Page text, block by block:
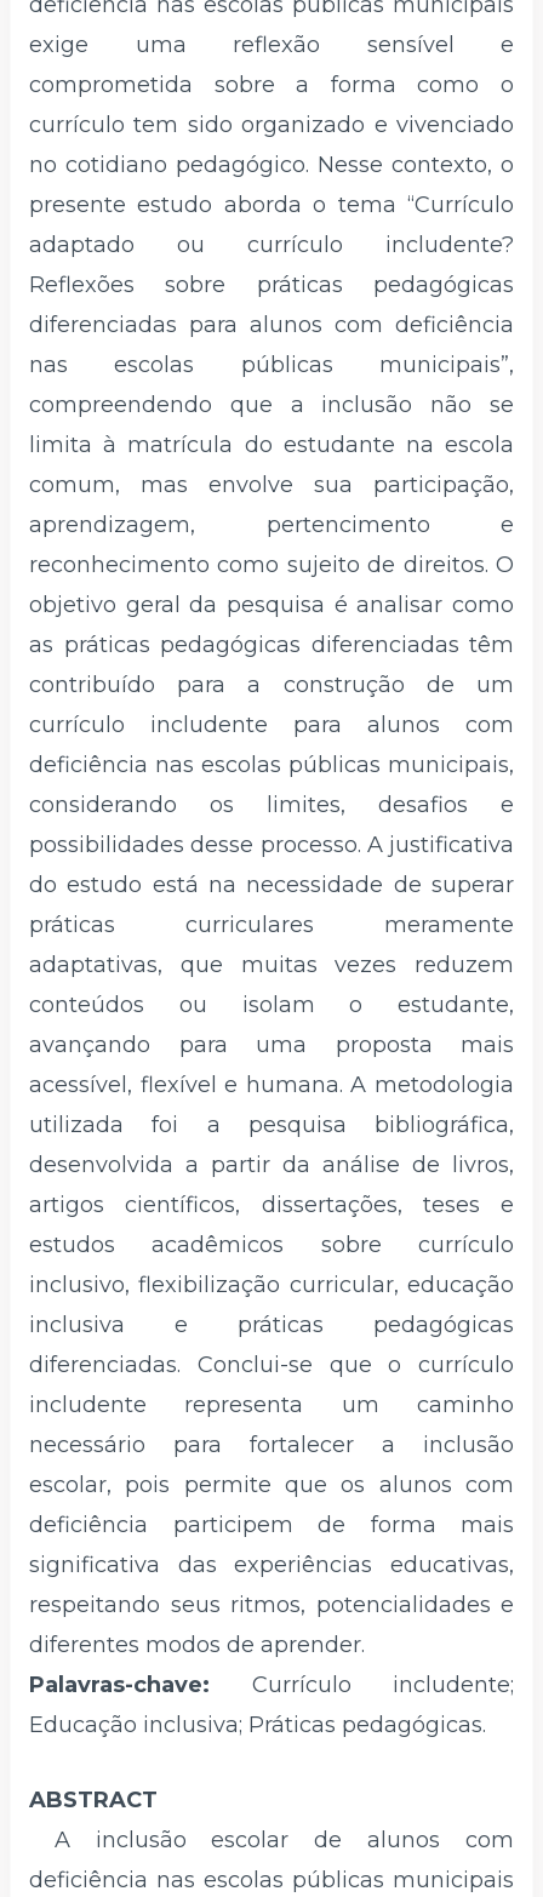
exige uma reflexão sensível e
comprometida sobre a forma como o
currículo tem sido organizado e vivenciado
no cotidiano pedagógico. Nesse contexto, o
presente estudo aborda o tema “Currículo
adaptado ou currículo includente?
Reflexões sobre práticas pedagógicas
diferenciadas para alunos com deficiência
nas escolas públicas municipais”,
compreendendo que a inclusão não se
limita à matrícula do estudante na escola
comum, mas envolve sua participação,
aprendizagem, pertencimento e
reconhecimento como sujeito de direitos. O
objetivo geral da pesquisa é analisar como
as práticas pedagógicas diferenciadas têm
contribuído para a construção de um
currículo includente para alunos com
deficiência nas escolas públicas municipais,
considerando os limites, desafios e
possibilidades desse processo. A justificativa
do estudo está na necessidade de superar
práticas curriculares meramente
adaptativas, que muitas vezes reduzem
conteúdos ou isolam o estudante,
avançando para uma proposta mais
acessível, flexível e humana. A metodologia
utilizada foi a pesquisa bibliográfica,
desenvolvida a partir da análise de livros,
artigos científicos, dissertações, teses e
estudos acadêmicos sobre currículo
inclusivo, flexibilização curricular, educação
inclusiva e práticas pedagógicas
diferenciadas. Conclui-se que o currículo
includente representa um caminho
necessário para fortalecer a inclusão
escolar, pois permite que os alunos com
deficiência participem de forma mais
significativa das experiências educativas,
respeitando seus ritmos, potencialidades e
diferentes modos de aprender.
Palavras-chave: Currículo includente;
Educação inclusiva; Práticas pedagógicas.
ABSTRACT
A inclusão escolar de alunos com
deficiência nas escolas públicas municipais